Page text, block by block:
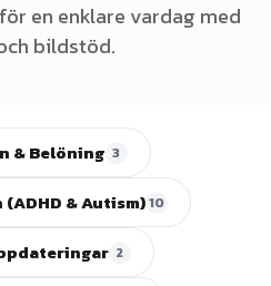
en enklare vardag med
bildstöd.
& Belöning 3
& Autism)10
2